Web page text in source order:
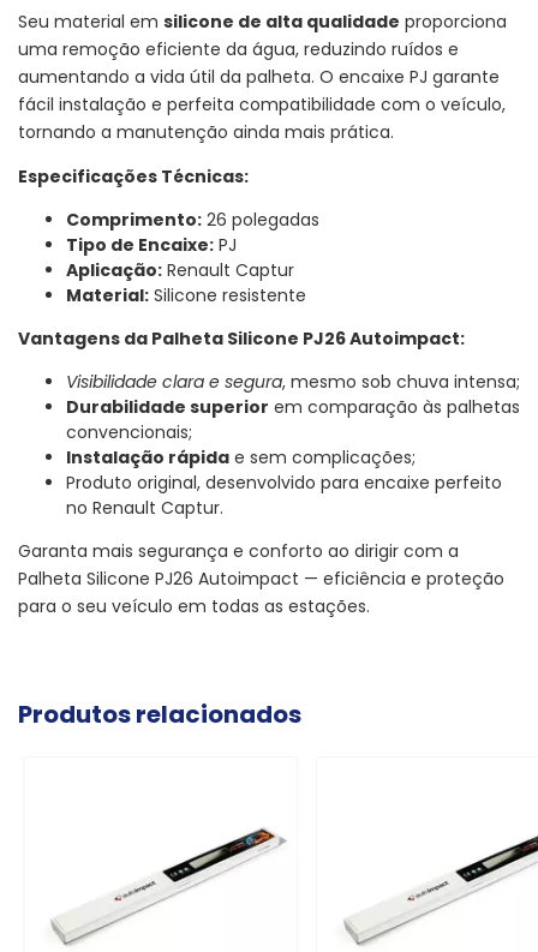
Seu material em silicone de alta qualidade proporciona
uma remoção eficiente da água, reduzindo ruídos e
aumentando a vida útil da palheta. O encaixe PJ garante
fácil instalação e perfeita compatibilidade com o veículo,
tornando a manutenção ainda mais prática.
Especificações Técnicas:
Comprimento: 26 polegadas
Tipo de Encaixe: PJ
Aplicação: Renault Captur
Material: Silicone resistente
Vantagens da Palheta Silicone PJ26 Autoimpact:
Visibilidade clara e segura, mesmo sob chuva intensa;
Durabilidade superior em comparação às palhetas
convencionais;
Instalação rápida e sem complicações;
Produto original, desenvolvido para encaixe perfeito
no Renault Captur.
Garanta mais segurança e conforto ao dirigir com a
Palheta Silicone PJ26 Autoimpact — eficiência e proteção
para o seu veículo em todas as estações.
Produtos relacionados